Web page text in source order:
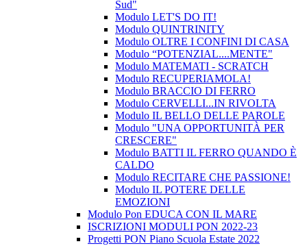
Sud"
Modulo LET'S DO IT!
Modulo QUINTRINITY
Modulo OLTRE I CONFINI DI CASA
Modulo “POTENZIAL....MENTE"
Modulo MATEMATI - SCRATCH
Modulo RECUPERIAMOLA!
Modulo BRACCIO DI FERRO
Modulo CERVELLI...IN RIVOLTA
Modulo IL BELLO DELLE PAROLE
Modulo "UNA OPPORTUNITÀ PER
CRESCERE"
Modulo BATTI IL FERRO QUANDO È
CALDO
Modulo RECITARE CHE PASSIONE!
Modulo IL POTERE DELLE
EMOZIONI
Modulo Pon EDUCA CON IL MARE
ISCRIZIONI MODULI PON 2022-23
Progetti PON Piano Scuola Estate 2022